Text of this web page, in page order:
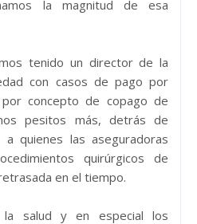
la magnitud de esa
tenido un director de la
con casos de pago por
concepto de copago de
pesitos más, detrás de
quienes las aseguradoras
quirúrgicos de
en el tiempo.
la salud y en especial los